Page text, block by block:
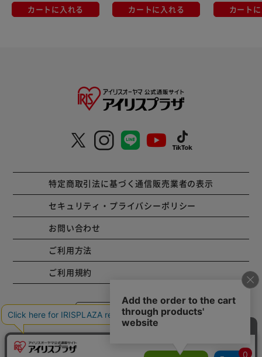
カートに入れる カートに入れる カート
特定商取引法に基づく通信販売業者の表示
セキュリティ・プライバシーポリシー
お問い合わせ
ご利用方法
ご利用規約
コーポレートサイト